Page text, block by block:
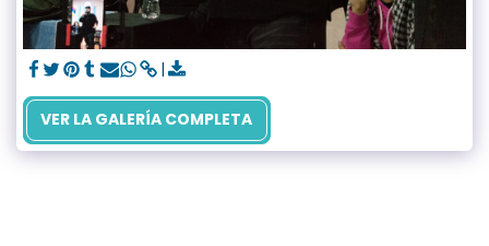
VER LA GALERÍA COMPLETA